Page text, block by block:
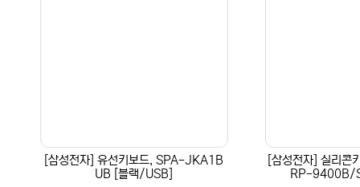
[삼성전자] 유선키보드, SPA-JKA1B
UB [블랙/USB]
[삼성전자] 실리콘
RP-9400B/